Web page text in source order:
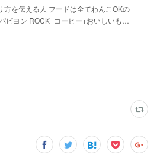
方を伝える人 フードは全てわんこOKの
ピヨン ROCK+コーヒー+おいしいも…